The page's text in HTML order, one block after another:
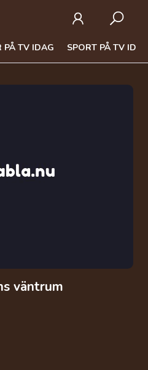
PÅ TV IDAG SPORT PÅ TV
väntrum